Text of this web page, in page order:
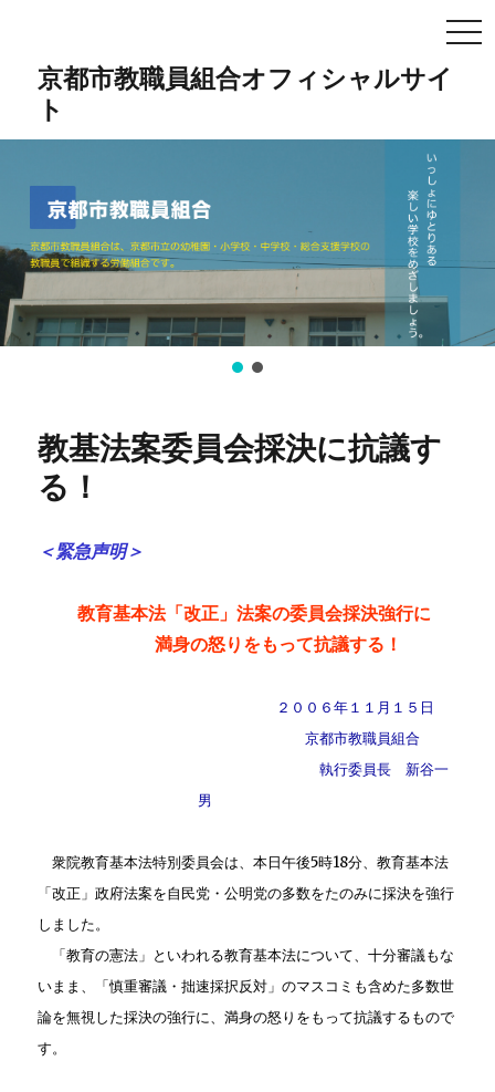
京都市教職員組合オフィシャルサイ
ト
教基法案委員会採決に抗議す
る！
＜緊急声明＞
教育基本法「改正」法案の委員会採決強行に
満身の怒りをもって抗議する！
２００６年１１月１５日
京都市教職員組合
執行委員長 新谷一
男
衆院教育基本法特別委員会は、本日午後5時18分、教育基本法
「改正」政府法案を自民党・公明党の多数をたのみに採決を強行
しました。
「教育の憲法」といわれる教育基本法について、十分審議もな
いまま、「慎重審議・拙速採択反対」のマスコミも含めた多数世
論を無視した採決の強行に、満身の怒りをもって抗議するもので
す。